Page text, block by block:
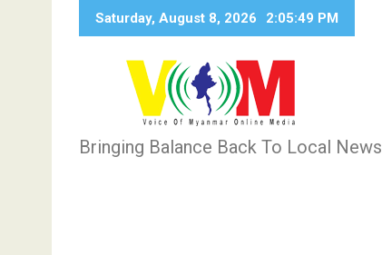
Saturday, August 8, 2026 2:05:51 PM
Bringing Balance Back To Local News